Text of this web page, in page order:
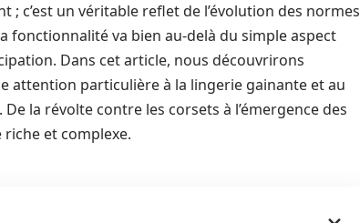
; c’est un véritable reflet de l’évolution des normes
fonctionnalité va bien au-delà du simple aspect
Dans cet article, nous découvrirons
attention particulière à la lingerie gainante et au
la révolte contre les corsets à l’émergence des
et complexe.